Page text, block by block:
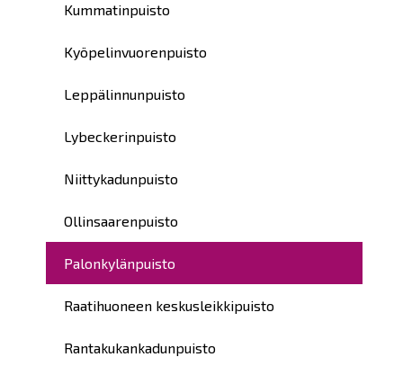
Kummatinpuisto
Kyöpelinvuorenpuisto
Leppälinnunpuisto
Lybeckerinpuisto
Niittykadunpuisto
Ollinsaarenpuisto
Palonkylänpuisto
Raatihuoneen keskusleikkipuisto
Rantakukankadunpuisto